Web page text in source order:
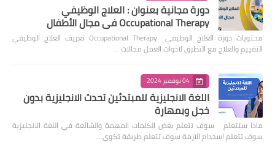
دورة مجانية بعنوان : العلاج الوظيفي
Occupational Therapy في مجال الأطفال
محتويات دورة العلاج الوظيفي Occupational Therapy تعريف العلاج الوظيفي
التقييم والعلاج مع التطرق لادوات العمل مجالات …
04 نوفمبر 2024
اللغة الانجليزية للمبتدئين تحدث الانجليزية بدون
خجل وبمهارة
ماذا ستتعلم سوف تتعلم بعض الكلمات المهمة والشائعة في اللغة الانجليزية
سوف تتعلم اسخدام الازمة سوف تتعلم طريقة تكوي…